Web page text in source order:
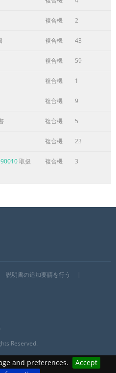
and preferences.
Accept
this manual This manual is the
PSU01. This manual is
engineers, and describes
PFV-SP3100’s power supply
unit. Related manuals The
要旨
Environment 1-2. Power
+10 dC to +35 dC
frequency 50 Hz or 60 Hz
consumption 1.0 to 0.5 A board)
Space m . Do not block
. Both of the front and rear sides
of PFV-SP3100 are as shown
1-2 (E) 550
Power Supply Unit 1-4.
Power 3. Make sure that the
Unit supply unit HK-
the backup power supply unit
複合機 2
複合機 43
複合機 59
複合機 1
複合機 9
複合機 5
複合機 23
取扱
複合機 3
説明書の追加要請を行う
Reserved.